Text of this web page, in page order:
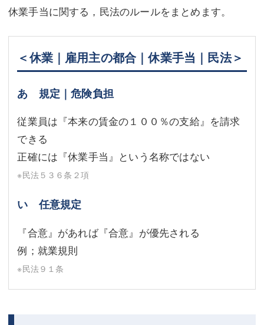
休業手当に関する，民法のルールをまとめます。
＜休業｜雇用主の都合｜休業手当｜民法＞
あ 規定｜危険負担
従業員は『本来の賃金の１００％の支給』を請求
できる
正確には『休業手当』という名称ではない
※民法５３６条２項
い 任意規定
『合意』があれば『合意』が優先される
例；就業規則
※民法９１条